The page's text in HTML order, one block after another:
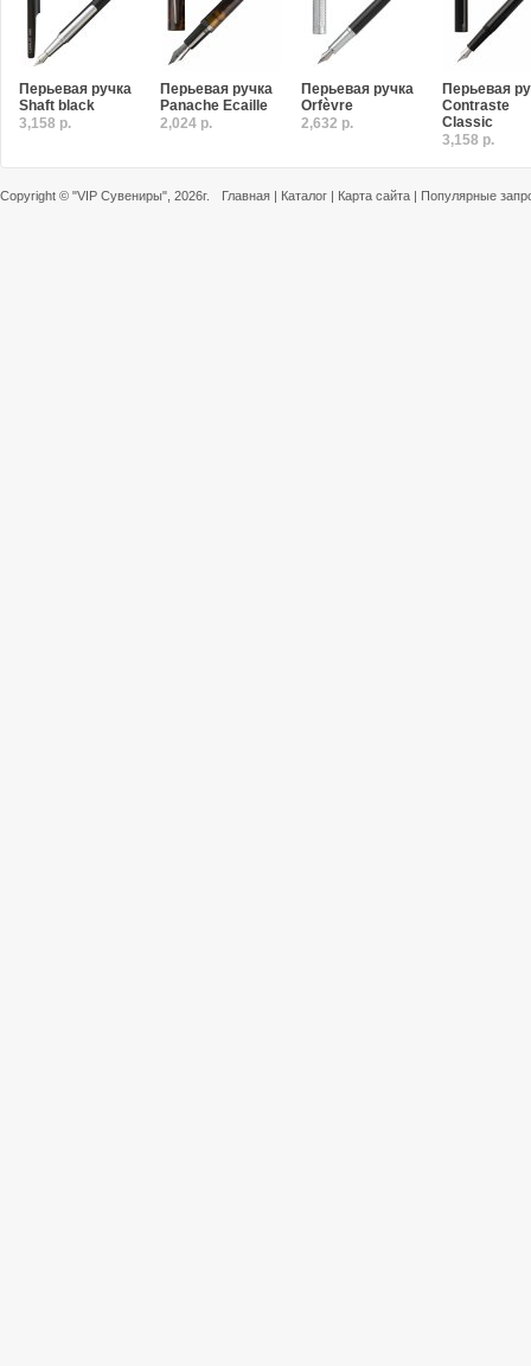
Перьевая ручка
Shaft black
3,158 р.
Перьевая ручка
Panache Ecaille
2,024 р.
Перьевая ручка
Orfèvre
2,632 р.
Перьевая
Contraste
Classic
3,158 р.
Copyright © "VIP Сувениры" , 2026г. Главная | Каталог | Карта сайта | Популярные